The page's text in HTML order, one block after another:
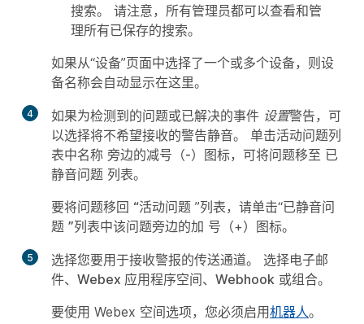
搜索。 请注意，所有管理员都可以查看和管
理所有已保存的搜索。
如果从“设备”页面中选择了一个或多个设备，则设
备名称会自动显示在这里。
4 如果为检测到的问题或已解决的事件 设置警告，可
以选择将不希望接收的警告静音。 单击活动问题列
表中名称 旁边的减号（-）图标，可将问题移至 已
静音问题 列表。
要将问题移回 “活动问题 ”列表，请单击“已静音问
题 ”列表中该问题旁边的加 号（+）图标。
5 选择您要用于接收警报的传送通道。 选择电子邮
件、 Webex 应用程序空间、 Webhook 或组合。
要使用 Webex 空间选项，您必须启用机器人。